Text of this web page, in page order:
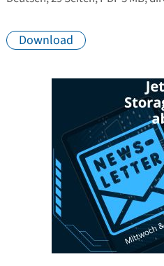
Download